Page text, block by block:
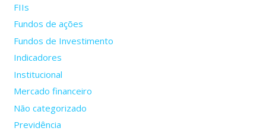
FIIs
Fundos de ações
Fundos de Investimento
Indicadores
Institucional
Mercado financeiro
Não categorizado
Previdência